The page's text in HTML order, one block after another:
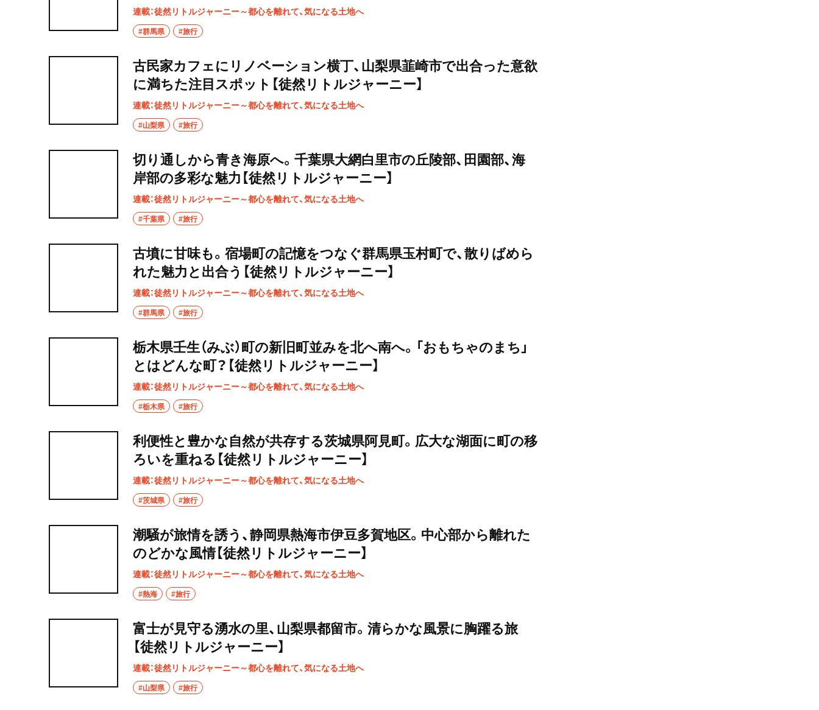
連載：徒然リトルジャーニー～都心を離れて、気になる土地へ
#群馬県 #旅行
古民家カフェにリノベーション横丁、山梨県韮崎市で出合った意欲
に満ちた注目スポット【徒然リトルジャーニー】
連載：徒然リトルジャーニー～都心を離れて、気になる土地へ
#山梨県 #旅行
切り通しから青き海原へ。千葉県大網白里市の丘陵部、田園部、海
岸部の多彩な魅力【徒然リトルジャーニー】
連載：徒然リトルジャーニー～都心を離れて、気になる土地へ
#千葉県 #旅行
古墳に甘味も。宿場町の記憶をつなぐ群馬県玉村町で、散りばめら
れた魅力と出合う【徒然リトルジャーニー】
連載：徒然リトルジャーニー～都心を離れて、気になる土地へ
#群馬県 #旅行
栃木県壬生（みぶ）町の新旧町並みを北へ南へ。「おもちゃのまち」
とはどんな町？【徒然リトルジャーニー】
連載：徒然リトルジャーニー～都心を離れて、気になる土地へ
#栃木県 #旅行
利便性と豊かな自然が共存する茨城県阿見町。広大な湖面に町の移
ろいを重ねる【徒然リトルジャーニー】
連載：徒然リトルジャーニー～都心を離れて、気になる土地へ
#茨城県 #旅行
潮騒が旅情を誘う、静岡県熱海市伊豆多賀地区。中心部から離れた
のどかな風情【徒然リトルジャーニー】
連載：徒然リトルジャーニー～都心を離れて、気になる土地へ
#熱海 #旅行
富士が見守る湧水の里、山梨県都留市。清らかな風景に胸躍る旅
【徒然リトルジャーニー】
連載：徒然リトルジャーニー～都心を離れて、気になる土地へ
#山梨県 #旅行